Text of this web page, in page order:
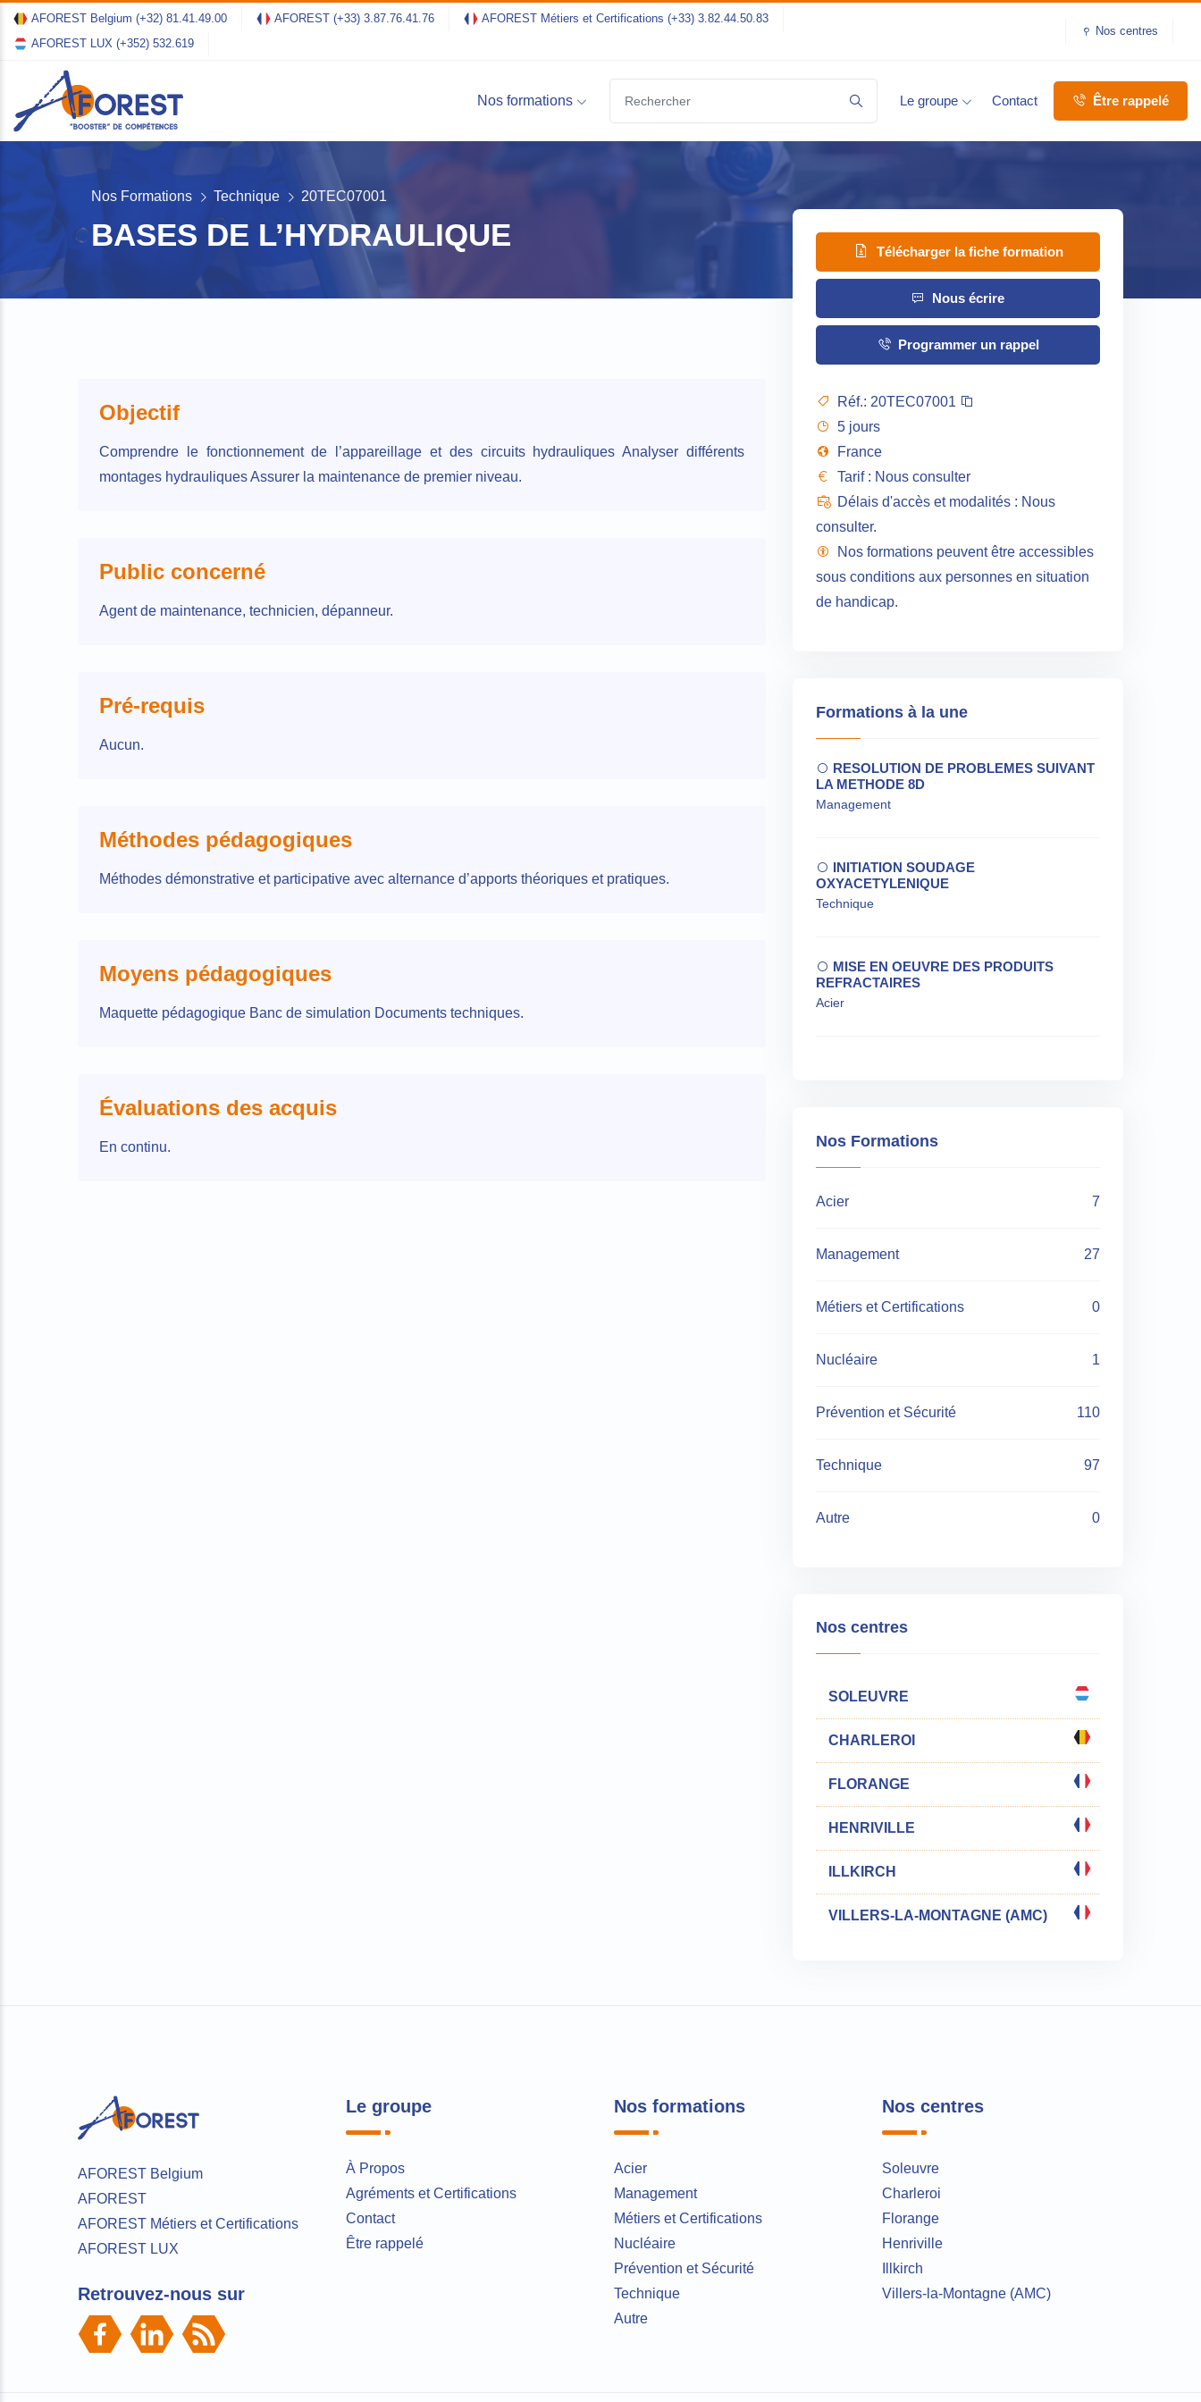
AFOREST Belgium (+32) 81.41.49.00 AFOREST (+33) 3.87.76.41.76 AFOREST Métiers et Certifications (+33) 3.82.44.50.83
AFOREST LUX (+352) 532.619
Nos centres
Nos formations Le groupe Contact Être rappelé
Nos Formations Technique 20TEC07001
BASES DE L’HYDRAULIQUE
Objectif
Comprendre le fonctionnement de l’appareillage et des circuits hydrauliques Analyser différents
montages hydrauliques Assurer la maintenance de premier niveau.
Public concerné
Agent de maintenance, technicien, dépanneur.
Pré-requis
Aucun.
Méthodes pédagogiques
Méthodes démonstrative et participative avec alternance d’apports théoriques et pratiques.
Moyens pédagogiques
Maquette pédagogique Banc de simulation Documents techniques.
Évaluations des acquis
En continu.
Télécharger la fiche formation
Nous écrire
Programmer un rappel
Réf.: 20TEC07001
5 jours
France
Tarif : Nous consulter
Délais d'accès et modalités : Nous
consulter.
Nos formations peuvent être accessibles
sous conditions aux personnes en situation
de handicap.
Formations à la une
RESOLUTION DE PROBLEMES SUIVANT
LA METHODE 8D
Management
INITIATION SOUDAGE
OXYACETYLENIQUE
Technique
MISE EN OEUVRE DES PRODUITS
REFRACTAIRES
Acier
Nos Formations
Acier 7
Management 27
Métiers et Certifications 0
Nucléaire 1
Prévention et Sécurité 110
Technique 97
Autre 0
Nos centres
SOLEUVRE
CHARLEROI
FLORANGE
HENRIVILLE
ILLKIRCH
VILLERS-LA-MONTAGNE (AMC)
AFOREST Belgium
AFOREST
AFOREST Métiers et Certifications
AFOREST LUX
Retrouvez-nous sur
Le groupe
À Propos
Agréments et Certifications
Contact
Être rappelé
Nos formations
Acier
Management
Métiers et Certifications
Nucléaire
Prévention et Sécurité
Technique
Autre
Nos centres
Soleuvre
Charleroi
Florange
Henriville
Illkirch
Villers-la-Montagne (AMC)